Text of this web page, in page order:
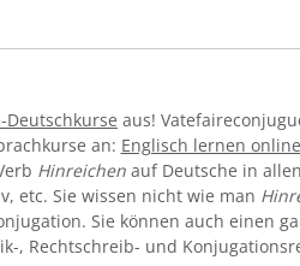
Deutschkurse aus!
an: Englisch lernen online
Hinreichenauf Deutsche in
etc. Sie wissen nicht wie man
Sie können auch einen
, Rechtschreib- und